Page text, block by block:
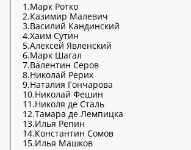
1.Марк Ротко
2.Казимир Малевич
3.Василий Кандинский
4.Хаим Сутин
5.Алексей Явленский
6.Марк Шагал
7.Валентин Серов
8.Николай Рерих
9.Наталия Гончарова
10.Николай Фешин
11.Николя де Сталь
12.Тамара де Лемпицка
13.Илья Репин
14.Константин Сомов
15.Илья Машков